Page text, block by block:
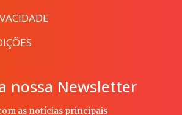
nossa Newsletter
as notícias principais